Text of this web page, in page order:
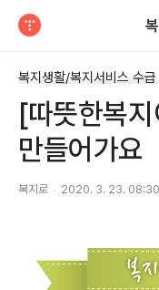
복지생활/복지서비스 수급
[따뜻한복
만들어가요
복지로 2020. 3. 23. 08:30